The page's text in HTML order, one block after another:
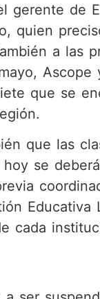
gerente de
quien
a las
que se
que las
se
Educativa
cada